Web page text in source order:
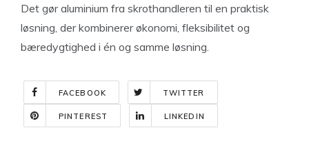
Det gør aluminium fra skrothandleren til en praktisk
løsning, der kombinerer økonomi, fleksibilitet og
bæredygtighed i én og samme løsning.
FACEBOOK TWITTER
PINTEREST LINKEDIN